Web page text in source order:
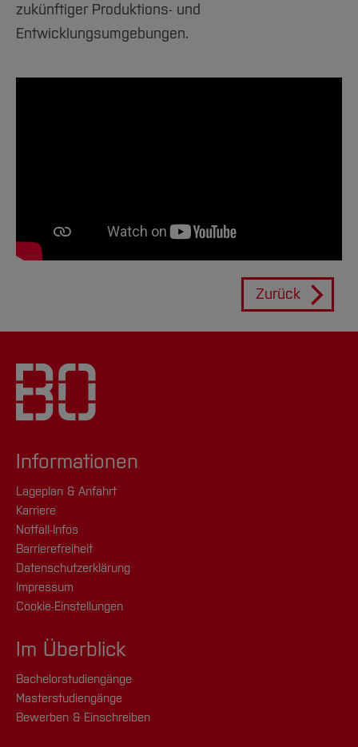
zukünftiger Produktions- und
Entwicklungsumgebungen.
Zurück
Informationen
Lageplan & Anfahrt
Karriere
Notfall-Infos
Barrierefreiheit
Datenschutzerklärung
Impressum
Cookie-Einstellungen
Im Überblick
Bachelorstudiengänge
Masterstudiengänge
Bewerben & Einschreiben